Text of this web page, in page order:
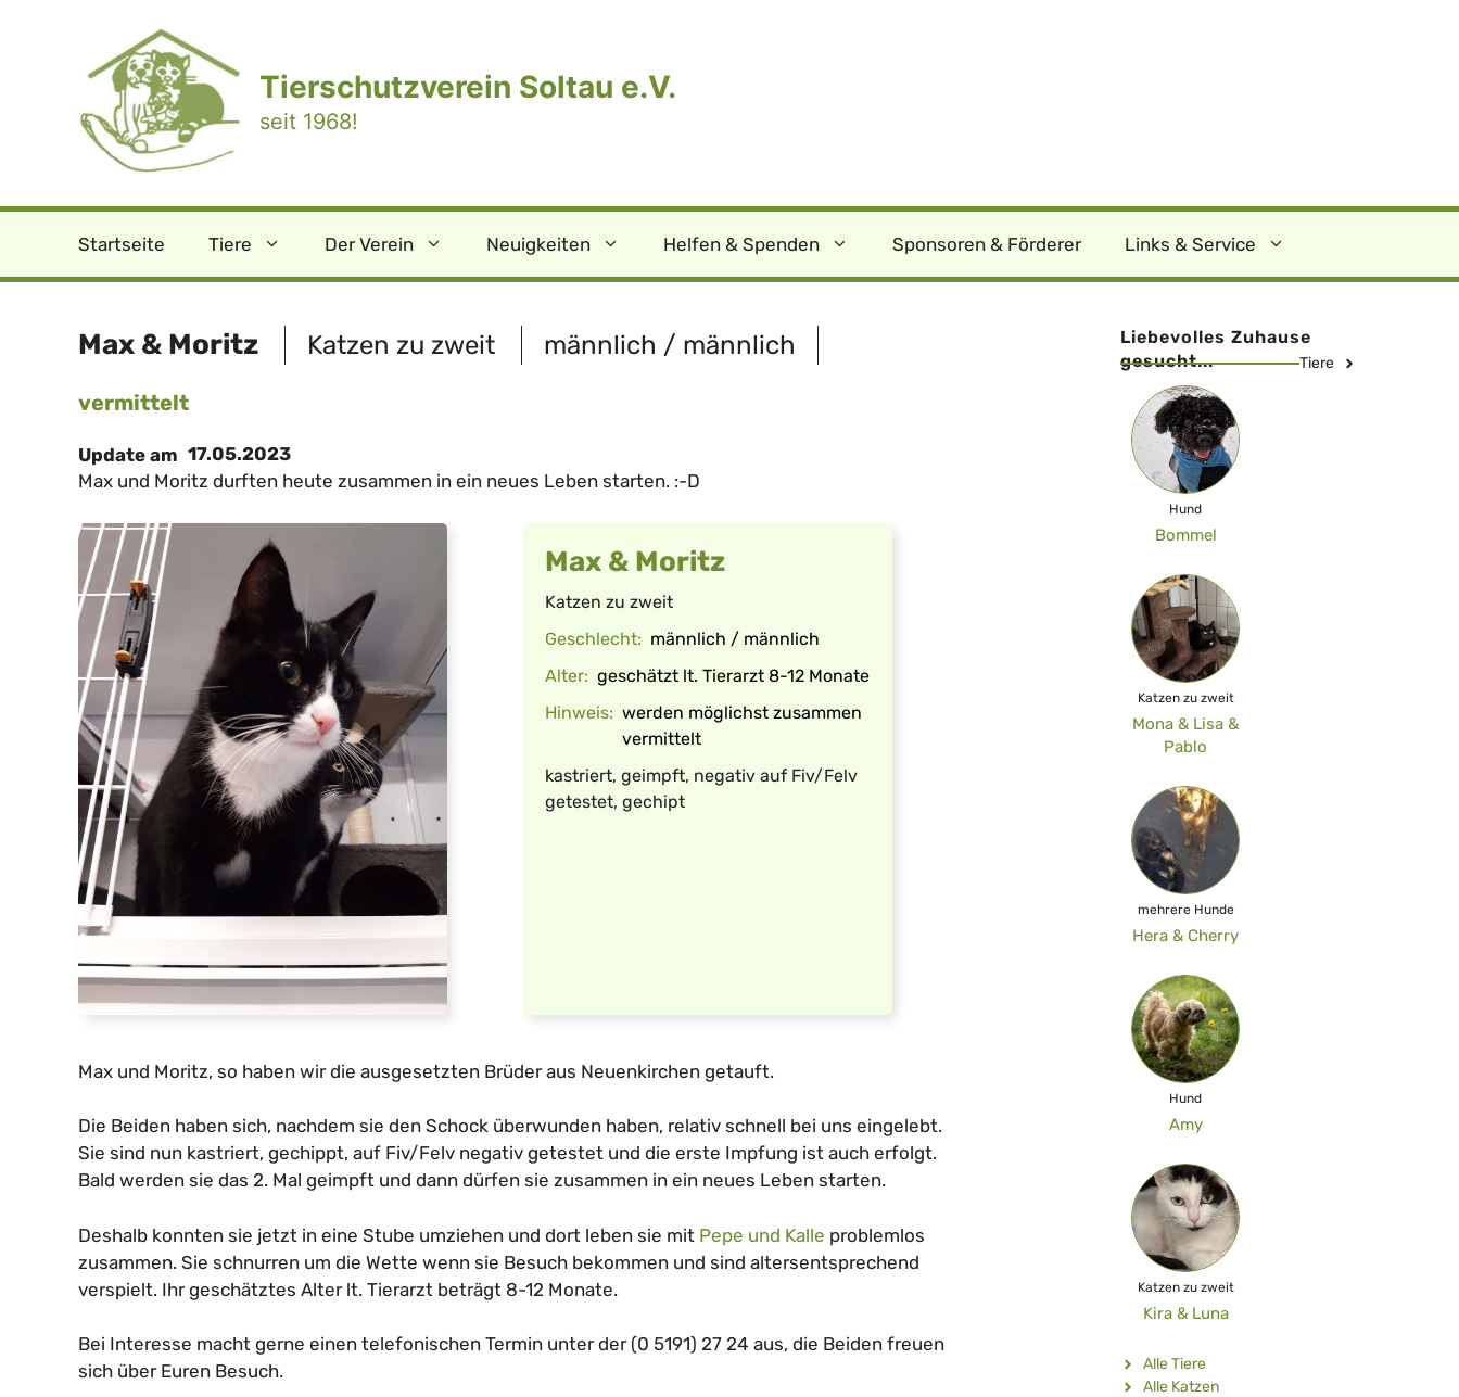
Tierschutzverein Soltau e.V.
seit 1968!
Startseite Tiere Der Verein Neuigkeiten Helfen & Spenden Sponsoren & Förderer Links & Service
Max & Moritz Katzen zu zweit männlich / männlich
vermittelt
Update am 17.05.2023
Max und Moritz durften heute zusammen in ein neues Leben starten. :-D
Max & Moritz
Katzen zu zweit
Geschlecht: männlich / männlich
Alter: geschätzt lt. Tierarzt 8-12 Monate
Hinweis: werden möglichst zusammen
vermittelt
kastriert, geimpft, negativ auf Fiv/Felv
getestet, gechipt
Max und Moritz, so haben wir die ausgesetzten Brüder aus Neuenkirchen getauft.
Die Beiden haben sich, nachdem sie den Schock überwunden haben, relativ schnell bei uns eingelebt.
Sie sind nun kastriert, gechippt, auf Fiv/Felv negativ getestet und die erste Impfung ist auch erfolgt.
Bald werden sie das 2. Mal geimpft und dann dürfen sie zusammen in ein neues Leben starten.
Deshalb konnten sie jetzt in eine Stube umziehen und dort leben sie mit Pepe und Kalle problemlos
zusammen. Sie schnurren um die Wette wenn sie Besuch bekommen und sind altersentsprechend
verspielt. Ihr geschätztes Alter lt. Tierarzt beträgt 8-12 Monate.
Bei Interesse macht gerne einen telefonischen Termin unter der (0 5191) 27 24 aus, die Beiden freuen
sich über Euren Besuch.
Liebevolles Zuhause
gesucht...
Tiere
Hund
Bommel
Katzen zu zweit
Mona & Lisa &
Pablo
mehrere Hunde
Hera & Cherry
Hund
Amy
Katzen zu zweit
Kira & Luna
Alle Tiere
Alle Katzen